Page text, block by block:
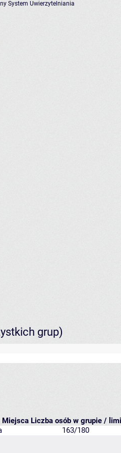
System Uwierzytelniania
grup)
Miejsca Liczba osób w grupie /
163/180